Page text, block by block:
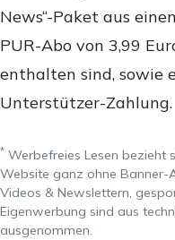
News“-Paket aus
PUR-Abo von 3,99
enthalten sind, sowie
Unterstützer-Zahlung.
* Werbefreies Lesen bezieht
Website ganz ohne Banner-
Videos & Newslettern,
Eigenwerbung sind aus
ausgenommen.